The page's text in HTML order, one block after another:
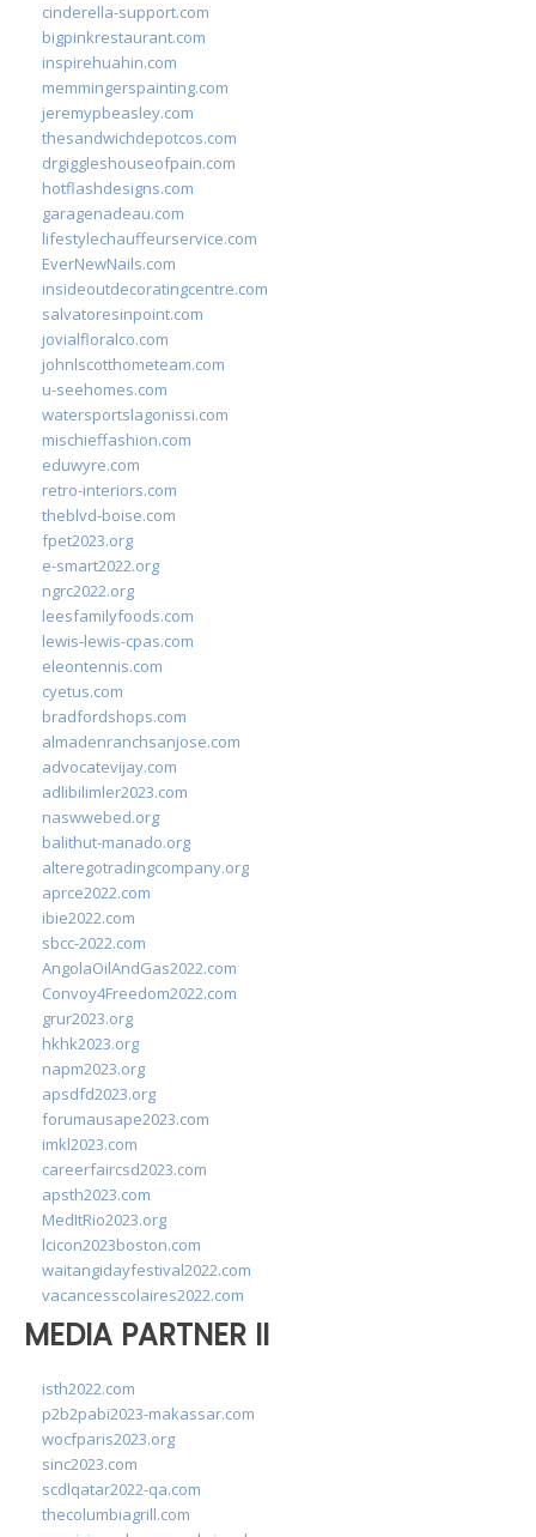
cinderella-support.com
bigpinkrestaurant.com
inspirehuahin.com
memmingerspainting.com
jeremypbeasley.com
thesandwichdepotcos.com
drgiggleshouseofpain.com
hotflashdesigns.com
garagenadeau.com
lifestylechauffeurservice.com
EverNewNails.com
insideoutdecoratingcentre.com
salvatoresinpoint.com
jovialfloralco.com
johnlscotthometeam.com
u-seehomes.com
watersportslagonissi.com
mischieffashion.com
eduwyre.com
retro-interiors.com
theblvd-boise.com
fpet2023.org
e-smart2022.org
ngrc2022.org
leesfamilyfoods.com
lewis-lewis-cpas.com
eleontennis.com
cyetus.com
bradfordshops.com
almadenranchsanjose.com
advocatevijay.com
adlibilimler2023.com
naswwebed.org
balithut-manado.org
alteregotradingcompany.org
aprce2022.com
ibie2022.com
sbcc-2022.com
AngolaOilAndGas2022.com
Convoy4Freedom2022.com
grur2023.org
hkhk2023.org
napm2023.org
apsdfd2023.org
forumausape2023.com
imkl2023.com
careerfaircsd2023.com
apsth2023.com
MedItRio2023.org
lcicon2023boston.com
waitangidayfestival2022.com
vacancesscolaires2022.com
MEDIA PARTNER II
isth2022.com
p2b2pabi2023-makassar.com
wocfparis2023.org
sinc2023.com
scdlqatar2022-qa.com
thecolumbiagrill.com